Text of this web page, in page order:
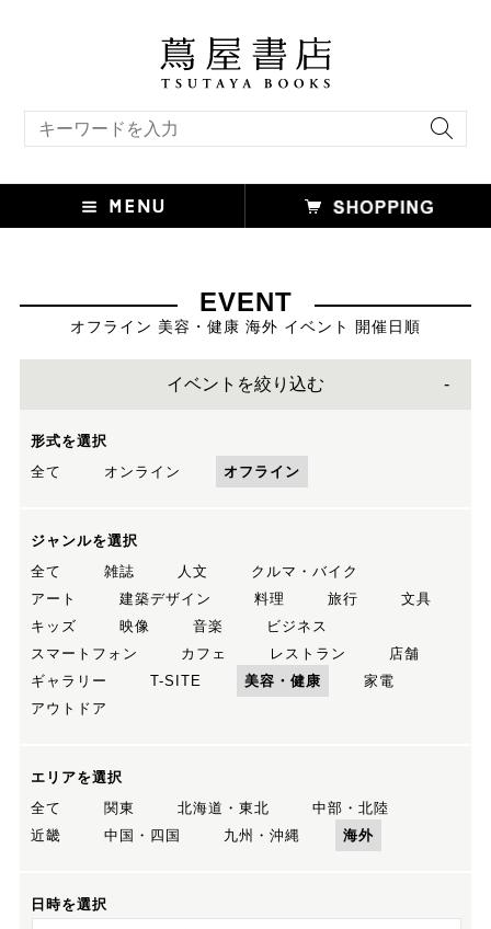
EVENT
オフライン 美容・健康 海外 イベント 開催日順
イベントを絞り込む
形式を選択
全て
オンライン オフライン
ジャンルを選択
全て
雑誌 人文
クルマ・バイク
アート
建築デザイン 料理 旅行
文具
キッズ
映像 音楽
ビジネス
スマートフォン
カフェ レストラン
店舗
ギャラリー
T-SITE 美容・健康
家電
アウトドア
エリアを選択
全て
関東 北海道・東北
中部・北陸
近畿
中国・四国 九州・沖縄 海外
日時を選択